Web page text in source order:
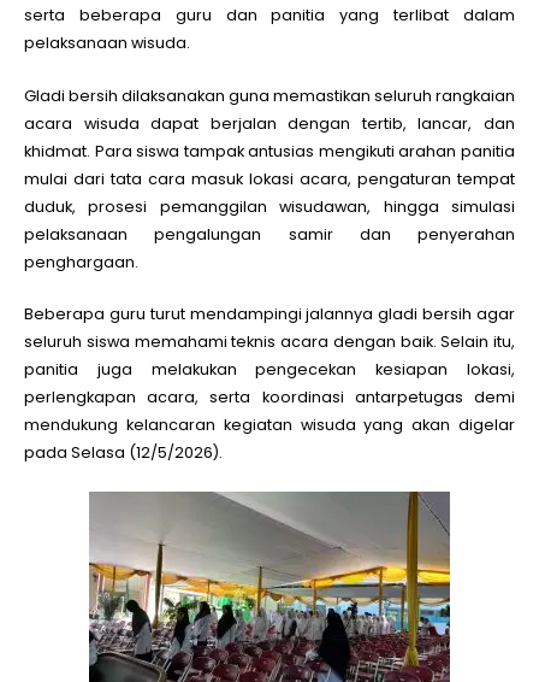
serta beberapa guru dan panitia yang terlibat dalam
pelaksanaan wisuda.
Gladi bersih dilaksanakan guna memastikan seluruh rangkaian
acara wisuda dapat berjalan dengan tertib, lancar, dan
khidmat. Para siswa tampak antusias mengikuti arahan panitia
mulai dari tata cara masuk lokasi acara, pengaturan tempat
duduk, prosesi pemanggilan wisudawan, hingga simulasi
pelaksanaan pengalungan samir dan penyerahan
penghargaan.
Beberapa guru turut mendampingi jalannya gladi bersih agar
seluruh siswa memahami teknis acara dengan baik. Selain itu,
panitia juga melakukan pengecekan kesiapan lokasi,
perlengkapan acara, serta koordinasi antarpetugas demi
mendukung kelancaran kegiatan wisuda yang akan digelar
pada Selasa (12/5/2026).